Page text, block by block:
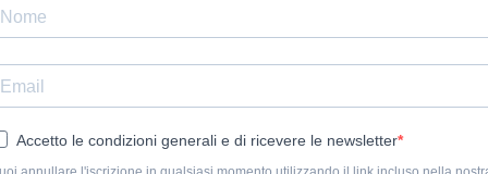
Accetto le condizioni generali e di ricevere le newsletter